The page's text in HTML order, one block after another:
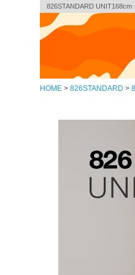
826STANDARD
HOME 826STANDARD